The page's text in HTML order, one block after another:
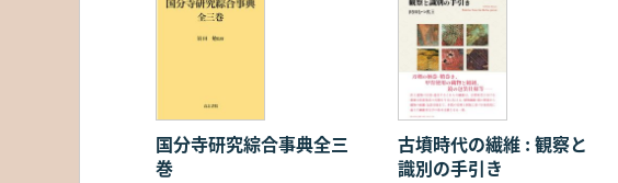
国分寺研究綜合事典全三
巻
古墳時代の繊維 : 観察と
識別の手引き